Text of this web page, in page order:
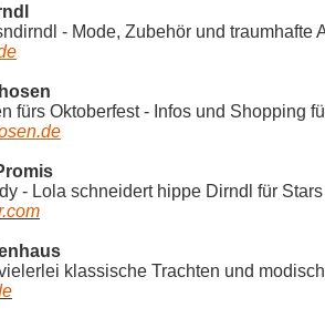
- Mode, Zubehör und traumhafte
fürs Oktoberfest - Infos und Shopping
- Lola schneidert hippe Dirndl für
klassische Trachten und